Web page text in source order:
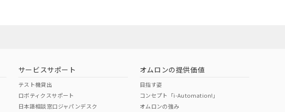
サービスサポート
テスト機貸出
ロボティクスサポート
日本語相談窓口ジャパンデスク
オムロンの提供価値
目指す姿
コンセプト「i-Automation!」
オムロンの強み